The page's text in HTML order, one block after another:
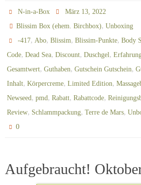
N-in-a-Box
März 13, 2022
Blissim Box (ehem. Birchbox),Unboxing
-417, Abo,Blissim,Blissim-Punkte,Body
Code, Dead Sea, Discount, Duschgel,
Gesamtwert, Guthaben, Gutschein Gutschein,
Inhalt, Körpercreme, Limited Edition,
Newseed, pmd, Rabatt, Rabattcode,
Review, Schlammpackung, Terre de Mars,
0
Aufgebraucht!